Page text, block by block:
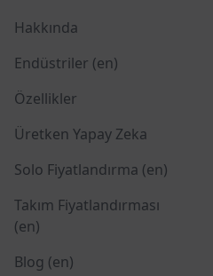
Hakkında
Endüstriler (en)
Özellikler
Üretken Yapay Zeka
Solo Fiyatlandırma (en)
Takım Fiyatlandırması
(en)
Blog (en)